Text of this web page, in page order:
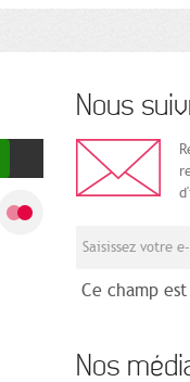
Nous
Ce champ
Nos